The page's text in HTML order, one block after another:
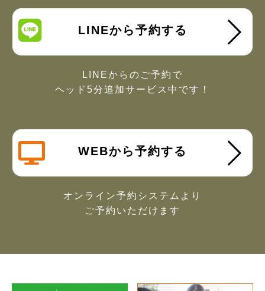
LINEから予約する
LINEからのご予約で
ヘッド5分追加サービス中です！
WEBから予約する
オンライン予約システムより
ご予約いただけます